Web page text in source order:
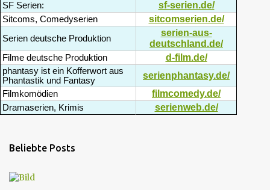
SF Serien: sf-serien.de/
Sitcoms, Comedyserien sitcomserien.de/
Serien deutsche Produktion
serien-aus-
deutschland.de/
Filme deutsche Produktion d-film.de/
phantasy ist ein Kofferwort aus
Phantastik und Fantasy
serienphantasy.de/
Filmkomödien filmcomedy.de/
Dramaserien, Krimis serienweb.de/
Beliebte Posts